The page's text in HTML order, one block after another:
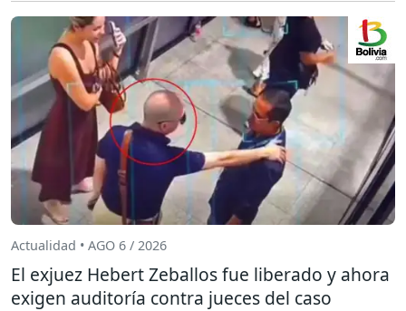
Actualidad • AGO 6 / 2026
El exjuez Hebert Zeballos fue liberado y ahora
exigen auditoría contra jueces del caso